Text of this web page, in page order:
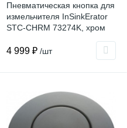
Пневматическая кнопка для
измельчителя InSinkErator
STC-CHRM 73274K, хром
4 999 ₽ /шт